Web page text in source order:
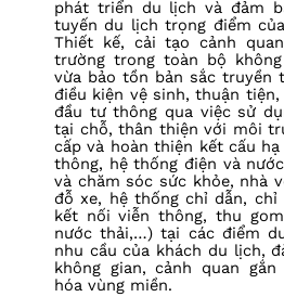
phát triển du lịch và đảm
tuyến du lịch trọng điểm
Thiết kế, cải tạo cảnh
trường trong toàn bộ
vừa bảo tồn bản sắc truyền
điều kiện vệ sinh, thuận
đầu tư thông qua việc sử
tại chỗ, thân thiện với môi
cấp và hoàn thiện kết cấu
thông, hệ thống điện và
và chăm sóc sức khỏe, nhà
đỗ xe, hệ thống chỉ dẫn, chỉ
kết nối viễn thông, thu
nước thải,…) tại các điểm
nhu cầu của khách du lịch,
không gian, cảnh quan
hóa vùng miền.